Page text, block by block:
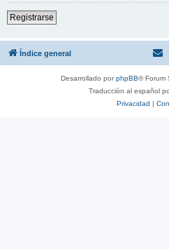
Registrarse
Índice general
Desarrollado porphpBB® Forum
Traducción al español
Privacidad |